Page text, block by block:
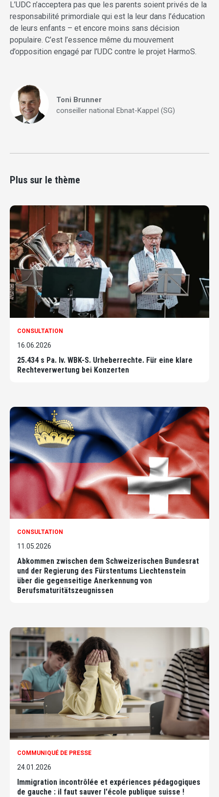
L’UDC n’acceptera pas que les parents soient privés de la
responsabilité primordiale qui est la leur dans l’éducation
de leurs enfants – et encore moins sans décision
populaire. C’est l’essence même du mouvement
d’opposition engagé par l’UDC contre le projet HarmoS.
Toni Brunner
conseiller national Ebnat-Kappel (SG)
Plus sur le thème
CONSULTATION
16.06.2026
25.434 s Pa. Iv. WBK-S. Urheberrechte. Für eine klare
Rechteverwertung bei Konzerten
CONSULTATION
11.05.2026
Abkommen zwischen dem Schweizerischen Bundesrat
und der Regierung des Fürstentums Liechtenstein
über die gegenseitige Anerkennung von
Berufsmaturitätszeugnissen
COMMUNIQUÉ DE PRESSE
24.01.2026
Immigration incontrôlée et expériences pédagogiques
de gauche : il faut sauver l'école publique suisse !